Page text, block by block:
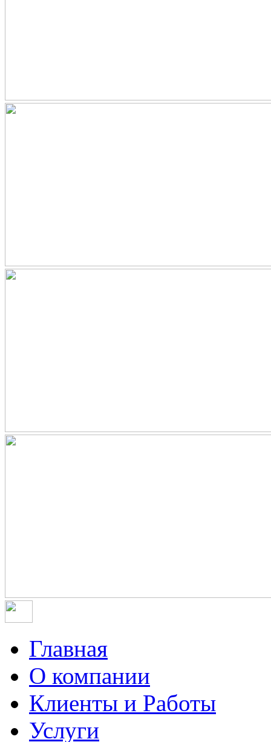
Главная
О компании
Клиенты и Работы
Услуги